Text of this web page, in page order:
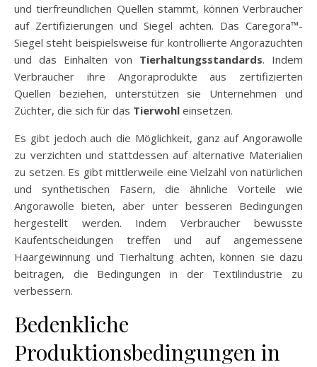
und tierfreundlichen Quellen stammt, können Verbraucher
auf Zertifizierungen und Siegel achten. Das Caregora™-
Siegel steht beispielsweise für kontrollierte Angorazuchten
und das Einhalten von Tierhaltungsstandards. Indem
Verbraucher ihre Angoraprodukte aus zertifizierten
Quellen beziehen, unterstützen sie Unternehmen und
Züchter, die sich für das Tierwohl einsetzen.
Es gibt jedoch auch die Möglichkeit, ganz auf Angorawolle
zu verzichten und stattdessen auf alternative Materialien
zu setzen. Es gibt mittlerweile eine Vielzahl von natürlichen
und synthetischen Fasern, die ähnliche Vorteile wie
Angorawolle bieten, aber unter besseren Bedingungen
hergestellt werden. Indem Verbraucher bewusste
Kaufentscheidungen treffen und auf angemessene
Haargewinnung und Tierhaltung achten, können sie dazu
beitragen, die Bedingungen in der Textilindustrie zu
verbessern.
Bedenkliche
Produktionsbedingungen in